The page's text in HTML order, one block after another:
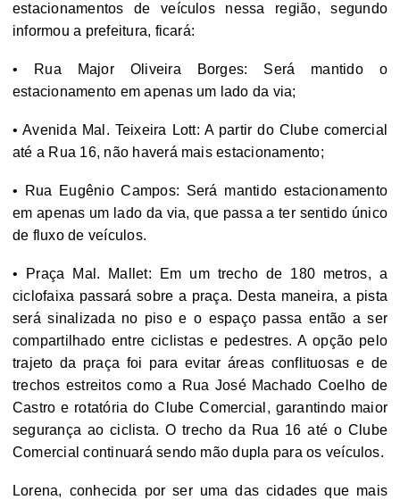
estacionamentos de veículos nessa região, segundo
informou a prefeitura, ficará:
• Rua Major Oliveira Borges: Será mantido o
estacionamento em apenas um lado da via;
• Avenida Mal. Teixeira Lott: A partir do Clube comercial
até a Rua 16, não haverá mais estacionamento;
• Rua Eugênio Campos: Será mantido estacionamento
em apenas um lado da via, que passa a ter sentido único
de fluxo de veículos.
• Praça Mal. Mallet: Em um trecho de 180 metros, a
ciclofaixa passará sobre a praça. Desta maneira, a pista
será sinalizada no piso e o espaço passa então a ser
compartilhado entre ciclistas e pedestres. A opção pelo
trajeto da praça foi para evitar áreas conflituosas e de
trechos estreitos como a Rua José Machado Coelho de
Castro e rotatória do Clube Comercial, garantindo maior
segurança ao ciclista. O trecho da Rua 16 até o Clube
Comercial continuará sendo mão dupla para os veículos.
Lorena, conhecida por ser uma das cidades que mais